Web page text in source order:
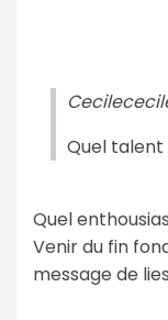
Quel talent
Quel
Venir du fin
message de